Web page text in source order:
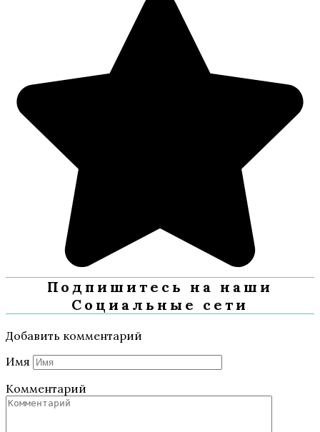
Подпишитесь на наши
Социальные сети
Добавить комментарий
Имя
Комментарий